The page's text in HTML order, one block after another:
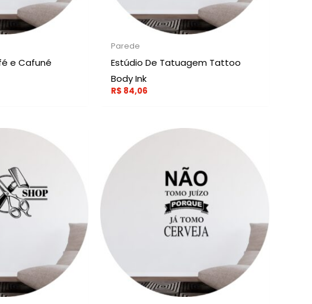
e Cafuné
Parede
Estúdio De Tatuagem Tattoo
Body Ink
R$ 84,06